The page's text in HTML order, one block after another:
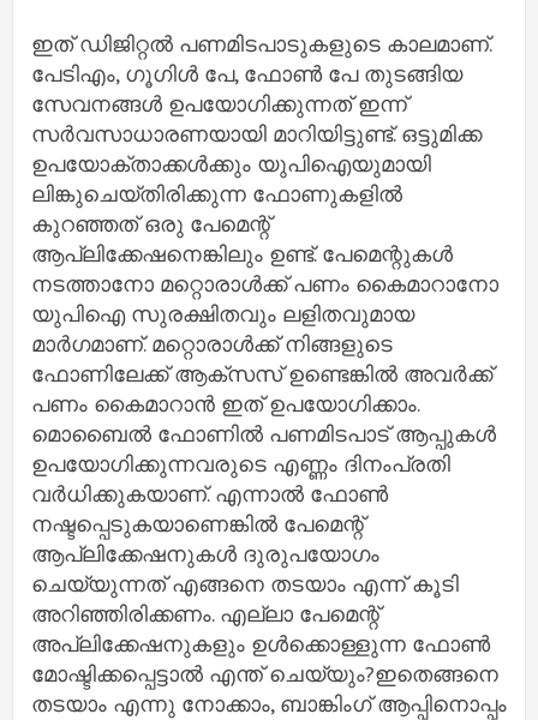
ഇത് ഡിജിറ്റൽ പണമിടപാടുകളുടെ കാലമാണ്.
പേടിഎം, ഗൂഗിള്‍ പേ, ഫോണ്‍ പേ തുടങ്ങിയ
സേവനങ്ങള്‍ ഉപയോഗിക്കുന്നത് ഇന്ന്
സർവസാധാരണയായി മാറിയിട്ടുണ്ട്. ഒട്ടുമിക്ക
ഉപയോക്താക്കള്‍ക്കും യുപിഐയുമായി
ലിങ്കുചെയ്തിരിക്കുന്ന ഫോണുകളില്‍
കുറഞ്ഞത് ഒരു പേമെന്റ്
ആപ്ലിക്കേഷനെങ്കിലും ഉണ്ട്. പേമെന്റുകള്‍
നടത്താനോ മറ്റൊരാള്‍ക്ക് പണം കൈമാറാനോ
യുപിഐ സുരക്ഷിതവും ലളിതവുമായ
മാർഗമാണ്. മറ്റൊരാള്‍ക്ക് നിങ്ങളുടെ
ഫോണിലേക്ക് ആക്‌സസ് ഉണ്ടെങ്കില്‍ അവര്‍ക്ക്
പണം കൈമാറാന്‍ ഇത് ഉപയോഗിക്കാം.
മൊബൈൽ ഫോണിൽ പണമിടപാട് ആപ്പുകൾ
ഉപയോഗിക്കുന്നവരുടെ എണ്ണം ദിനംപ്രതി
വർധിക്കുകയാണ്. എന്നാൽ ഫോണ്‍
നഷ്ടപ്പെടുകയാണെങ്കില്‍ പേമെന്റ്
ആപ്ലിക്കേഷനുകള്‍ ദുരുപയോഗം
ചെയ്യുന്നത് എങ്ങനെ തടയാം എന്ന് കൂടി
അറിഞ്ഞിരിക്കണം. എല്ലാ പേമെന്റ്
അപ്ലിക്കേഷനുകളും ഉൾക്കൊള്ളുന്ന ഫോൺ
മോഷ്ടിക്കപ്പെട്ടാല്‍ എന്ത് ചെയ്യും?ഇതെങ്ങനെ
തടയാം എന്നു നോക്കാം, ബാങ്കിംഗ് ആപ്പിനൊപ്പം